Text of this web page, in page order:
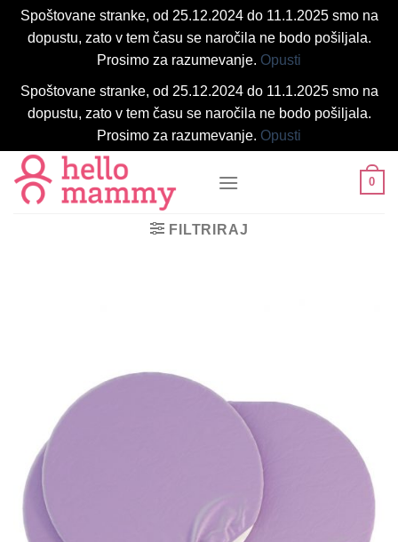
Spoštovane stranke, od 25.12.2024 do 11.1.2025 smo na
dopustu, zato v tem času se naročila ne bodo pošiljala.
Prosimo za razumevanje. Opusti
Spoštovane stranke, od 25.12.2024 do 11.1.2025 smo na
dopustu, zato v tem času se naročila ne bodo pošiljala.
Prosimo za razumevanje. Opusti
Skoči
na
vsebino
0
FILTRIRAJ